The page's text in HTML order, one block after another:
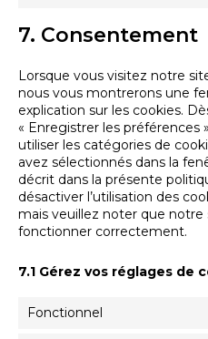
7. Consentement
Lorsque vous visitez notre
nous vous montrerons une
explication sur les cookies.
« Enregistrer les préférences
utiliser les catégories de
avez sélectionnés dans la
décrit dans la présente
désactiver l’utilisation des
mais veuillez noter que
fonctionner correctement.
7.1 Gérez vos réglages de
Fonctionnel